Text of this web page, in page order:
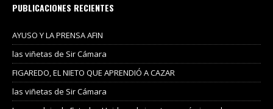
PUBLICACIONES RECIENTES
AYUSO Y LA PRENSA AFIN
las viñetas de Sir Cámara
FIGAREDO, EL NIETO QUE APRENDIÓ A CAZAR
las viñetas de Sir Cámara